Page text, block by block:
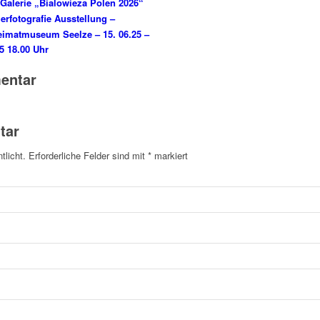
Ausstellung –
Seelze – 15. 06.25 –
18.00 Uhr
Erforderliche Felder sind mit * markiert